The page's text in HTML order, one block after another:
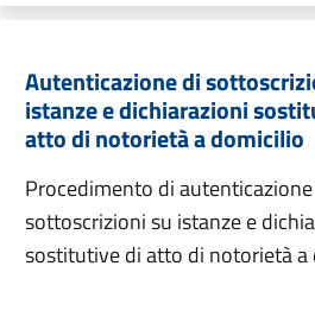
Autenticazione di
istanze e dichiarazioni
atto di notorietà a domicilio
Procedimento di
sottoscrizioni su istanze e
sostitutive di atto di notorietà a